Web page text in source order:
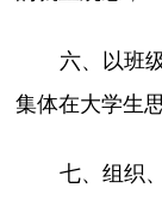
六、以班
集体在大学生
七、组织